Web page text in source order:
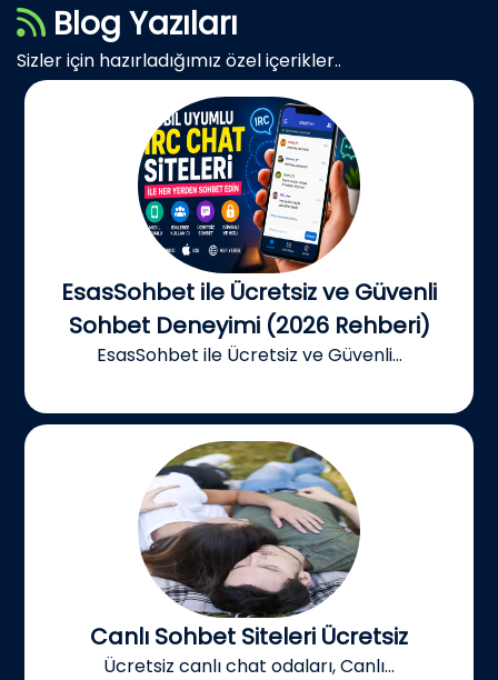
Blog Yazıları
Sizler için hazırladığımız özel içerikler..
EsasSohbet ile Ücretsiz ve Güvenli
Sohbet Deneyimi (2026 Rehberi)
EsasSohbet ile Ücretsiz ve Güvenli...
Canlı Sohbet Siteleri Ücretsiz
Ücretsiz canlı chat odaları, Canlı...